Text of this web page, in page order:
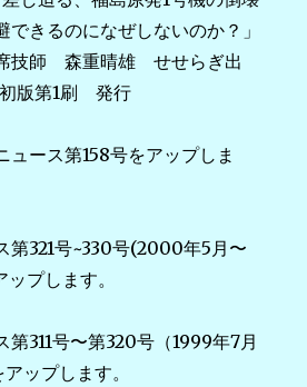
きるのになぜしないのか？」
技師 森重晴雄 せせらぎ出
版第1刷 発行
ュース第158号をアップしま
第321号~330号(2000年5月〜
プします。
第311号〜第320号（1999年7月
ップします。